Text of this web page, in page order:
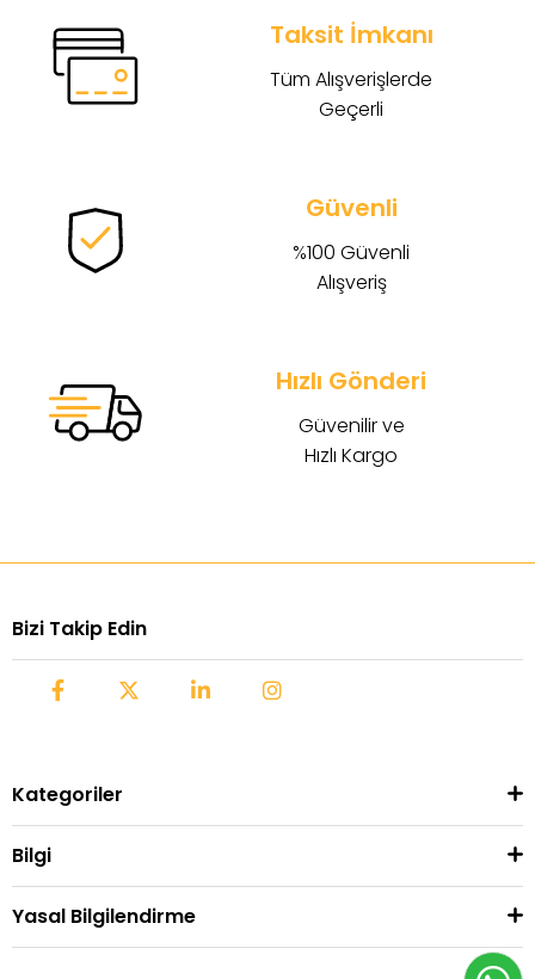
Taksit İmkanı
Tüm Alışverişlerde
Geçerli
Güvenli
%100 Güvenli
Alışveriş
Hızlı Gönderi
Güvenilir ve
Hızlı Kargo
Bizi Takip Edin
Kategoriler
Bilgi
Yasal Bilgilendirme